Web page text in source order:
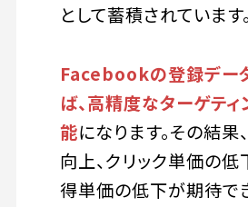
として蓄積されています。
Facebookの登録デー
ば、高精度なターゲテ
能になります。その結果
向上、クリック単価の低
得単価の低下が期待で